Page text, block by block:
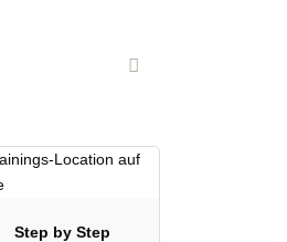
Step by Step